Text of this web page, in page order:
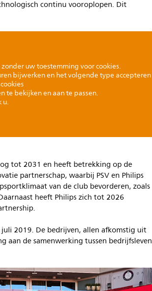
continu vooroplopen. Dit
uw toestemming voor cookies.
bijwerken en het volgende type accepteren
te bekijken en aan te passen.
u.
tot 2031 en heeft betrekking op de
partnerschap, waarbij PSV en Philips
van de club bevorderen, zoals
heeft Philips zich tot 2026
2019. De bedrijven, allen afkomstig uit
aan de samenwerking tussen bedrijfsleven